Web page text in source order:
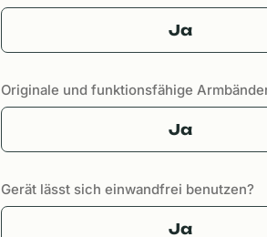
Ja
Originale und funktionsfähige
Ja
Gerät lässt sich einwandfrei benutzen?
Ja